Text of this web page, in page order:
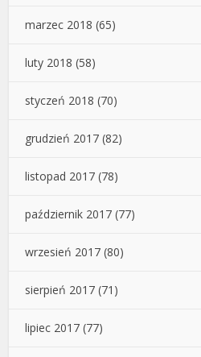
marzec 2018 (65)
luty 2018 (58)
styczeń 2018 (70)
grudzień 2017 (82)
listopad 2017 (78)
październik 2017 (77)
wrzesień 2017 (80)
sierpień 2017 (71)
lipiec 2017 (77)